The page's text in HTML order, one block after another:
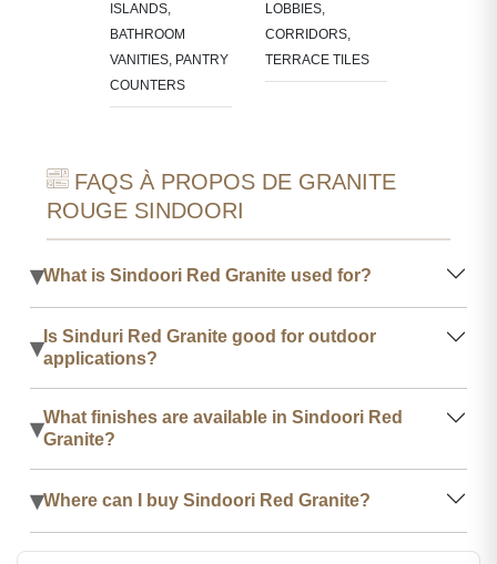
ISLANDS,
BATHROOM
VANITIES, PANTRY
COUNTERS
LOBBIES,
CORRIDORS,
TERRACE TILES
FAQS À PROPOS DE GRANITE
ROUGE SINDOORI
▾What is Sindoori Red Granite used for?
▾ Is Sinduri Red Granite good for outdoor
applications?
▾What finishes are available in Sindoori Red
Granite?
▾Where can I buy Sindoori Red Granite?